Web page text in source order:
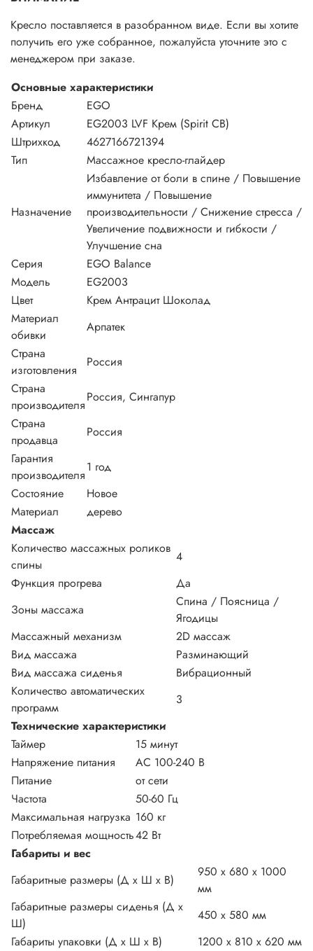
Кресло поставляется в разобранном виде. Если вы хотите
получить его уже собранное, пожалуйста уточните это с
менеджером при заказе.
Основные характеристики
Бренд
EGO
Артикул
EG2003 LVF Крем (Spirit CB)
Штрихкод
4627166721394
Тип
Массажное кресло-глайдер
Назначение
Избавление от боли в спине / Повышение
иммунитета / Повышение
производительности / Снижение стресса /
Увеличение подвижности и гибкости /
Улучшение сна
Серия
EGO Balance
Модель
EG2003
Цвет
Крем Антрацит Шоколад
Материал
обивки
Арпатек
Страна
изготовления
Россия
Страна
производителя
Россия, Сингапур
Страна
продавца
Россия
Гарантия
производителя
1 год
Состояние
Новое
Материал
дерево
Массаж
Количество массажных роликов
спины
4
Функция прогрева
Да
Зоны массажа
Спина / Поясница /
Ягодицы
Массажный механизм
2D массаж
Вид массажа
Разминающий
Вид массажа сиденья
Вибрационный
Количество автоматических
программ
3
Технические характеристики
Таймер
15 минут
Напряжение питания
АС 100-240 В
Питание
от сети
Частота
50-60 Гц
Максимальная нагрузка 160 кг
Потребляемая мощность42 Вт
Габариты и вес
Габаритные размеры (Д х Ш х В)
950 x 680 x 1000
мм
Габаритные размеры сиденья (Д х
Ш)
450 х 580 мм
Габариты упаковки (Д х Ш х В)
1200 х 810 х 620 мм